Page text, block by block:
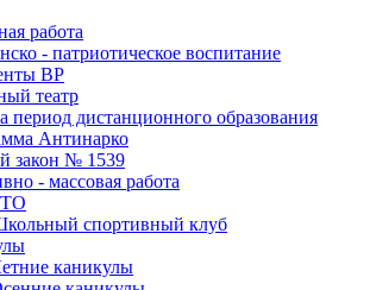
работа
- патриотическое воспитание
ВР
театр
дистанционного образования
Антинарко
закон № 1539
- массовая работа
спортивный клуб
каникулы